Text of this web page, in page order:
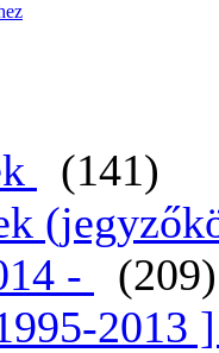
(141)
-
(209)
2013